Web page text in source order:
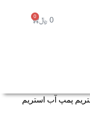
0 ﷼ 0
پمپ آب استریم